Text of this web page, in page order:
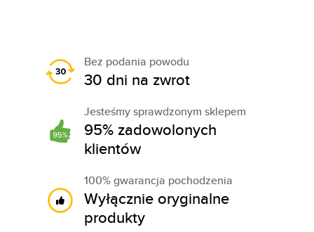
Bez podania powodu
30 dni na zwrot
Jesteśmy sprawdzonym sklepem
95% zadowolonych
klientów
100% gwarancja pochodzenia
Wyłącznie oryginalne
produkty